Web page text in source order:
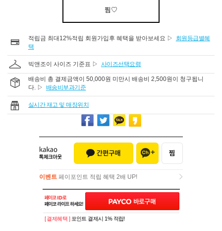
찜♡
적립금 최대12%적립 회원가입후 혜택을 받아보세요 ▷
회원등급별혜
택
빅앤조이 사이즈 기준표 ▷ 사이즈선택요령
배송비 총 결제금액이 50,000원 미만시 배송비 2,500원이 청구됩니
다. ▷ 배송비부과기준
실시간 재고 및 매장위치
이벤트 페이포인트 적립 혜택 2배 UP!
이벤트페이포인트 적립 혜택 2배 UP!
[ 결제혜택 ] 포인트 결제시 1% 적립!